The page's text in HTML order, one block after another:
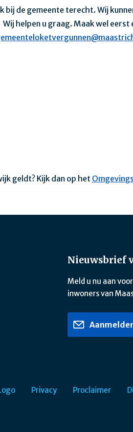
de gemeente terecht. Wij
helpen u graag. Maak wel eerst
geldt? Kijk dan op het
Nieuwsbrief
Meld u nu aan
inwoners van
Privacy Proclaimer